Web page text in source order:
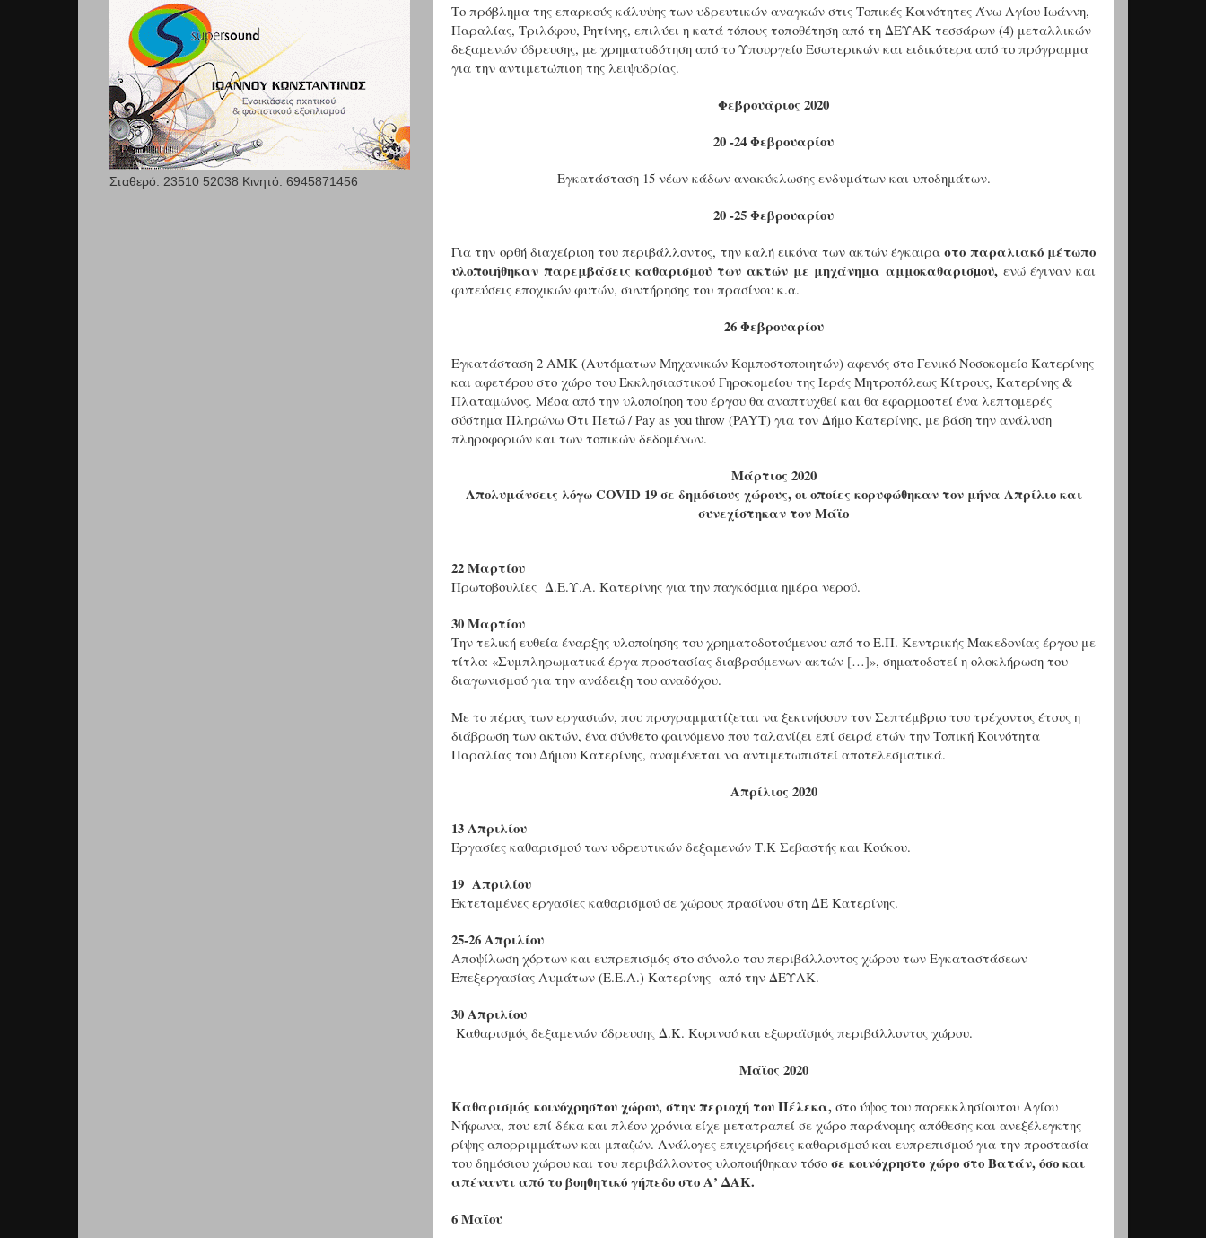
Το πρόβλημα της επαρκούς κάλυψης των υδρευτικών αναγκών στις Τοπικές Κοινότητες Άνω Αγίου Ιωάννη,
Παραλίας, Τριλόφου, Ρητίνης, επιλύει η κατά τόπους τοποθέτηση από τη ΔΕΥΑΚ τεσσάρων (4) μεταλλικών
δεξαμενών ύδρευσης, με χρηματοδότηση από το Υπουργείο Εσωτερικών και ειδικότερα από το πρόγραμμα
για την αντιμετώπιση της λειψυδρίας.
Φεβρουάριος 2020
20 -24 Φεβρουαρίου
Εγκατάσταση 15 νέων κάδων ανακύκλωσης ενδυμάτων και υποδημάτων.
20 -25 Φεβρουαρίου
Για την ορθή διαχείριση του περιβάλλοντος, την καλή εικόνα των ακτών έγκαιραστο παραλιακό μέτωπο
υλοποιήθηκαν παρεμβάσεις καθαρισμού των ακτών με μηχάνημα αμμοκαθαρισµού, ενώ έγιναν και
φυτεύσεις εποχικών φυτών, συντήρησης του πρασίνου κ.α.
26 Φεβρουαρίου
Εγκατάσταση 2 ΑΜΚ (Αυτόματων Μηχανικών Κομποστοποιητών) αφενός στο Γενικό Νοσοκομείο Κατερίνης
και αφετέρου στο χώρο του Εκκλησιαστικού Γηροκομείου της Ιεράς Μητροπόλεως Κίτρους, Κατερίνης &
Πλαταμώνος. Μέσα από την υλοποίηση του έργου θα αναπτυχθεί και θα εφαρμοστεί ένα λεπτομερές
σύστημα Πληρώνω Ότι Πετώ / Pay as you throw (PAYT) για τον Δήμο Κατερίνης, με βάση την ανάλυση
πληροφοριών και των τοπικών δεδομένων.
Μάρτιος 2020
Απολυμάνσεις λόγωCOVID19 σε δημόσιους χώρους, οι οποίες κορυφώθηκαν τον μήνα Απρίλιο και
συνεχίστηκαν τον Μάϊο
22 Μαρτίου
Πρωτοβουλίες Δ.Ε.Υ.Α. Κατερίνης για την παγκόσμια ημέρα νερού.
30 Μαρτίου
Την τελική ευθεία έναρξης υλοποίησης του χρηματοδοτούμενου από το Ε.Π. Κεντρικής Μακεδονίας έργου με
τίτλο: «Συμπληρωματικά έργα προστασίας διαβρούμενων ακτών […]», σηματοδοτεί η ολοκλήρωση του
διαγωνισμού για την ανάδειξη του αναδόχου.
Με το πέρας των εργασιών, που προγραμματίζεται να ξεκινήσουν τον Σεπτέμβριο του τρέχοντος έτους η
διάβρωση των ακτών, ένα σύνθετο φαινόμενο που ταλανίζει επί σειρά ετών την Τοπική Κοινότητα
Παραλίας του Δήμου Κατερίνης, αναμένεται να αντιμετωπιστεί αποτελεσματικά.
Απρίλιος 2020
13 Απριλίου
Εργασίες καθαρισμού των υδρευτικών δεξαμενών Τ.Κ Σεβαστής και Κούκου.
19 Απριλίου
Εκτεταμένες εργασίες καθαρισμού σε χώρους πρασίνου στη ΔΕ Κατερίνης.
25-26 Απριλίου
Αποψίλωση χόρτων και ευπρεπισμός στο σύνολο του περιβάλλοντος χώρου των Εγκαταστάσεων
Επεξεργασίας Λυμάτων (Ε.Ε.Λ.) Κατερίνης από την ΔΕΥΑΚ.
30 Απριλίου
Καθαρισμός δεξαμενών ύδρευσης Δ.Κ. Κορινού και εξωραϊσμός περιβάλλοντος χώρου.
Μάϊος 2020
Καθαρισμός κοινόχρηστου χώρου, στην περιοχή του Πέλεκα, στο ύψος του παρεκκλησίουτου Αγίου
Νήφωνα, που επί δέκα και πλέον χρόνια είχε μετατραπεί σε χώρο παράνομης απόθεσης και ανεξέλεγκτης
ρίψης απορριμμάτων και μπαζών. Ανάλογες επιχειρήσεις καθαρισμού και ευπρεπισμού για την προστασία
του δημόσιου χώρου και του περιβάλλοντος υλοποιήθηκαν τόσο σε κοινόχρηστο χώρο στο Βατάν, όσο και
απέναντι από το βοηθητικό γήπεδο στο Α’ ΔΑΚ.
6 Μαΐου
Σταθερό: 23510 52038 Κινητό: 6945871456